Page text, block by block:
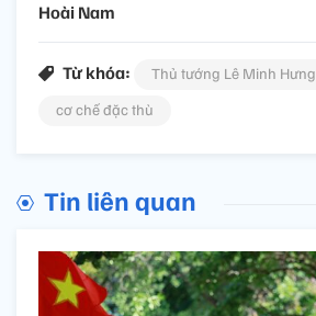
Hoài Nam
Từ khóa: Thủ tướng Lê Minh Hưng
cơ chế đặc thù
Tin liên quan